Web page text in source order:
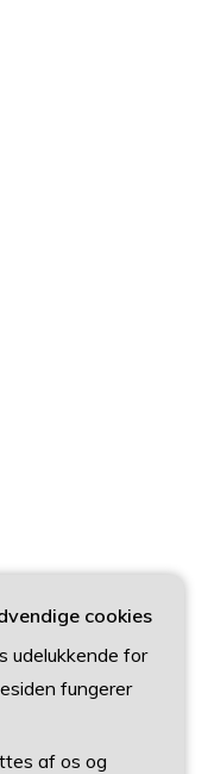
cookies
udelukkende for
fungerer
af os og